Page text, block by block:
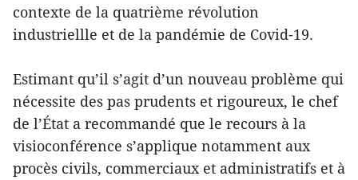
contexte de la quatrième révolution
industriellle et de la pandémie de Covid-19.
Estimant qu’il s’agit d’un nouveau problème qui
nécessite des pas prudents et rigoureux, le chef
de l’État a recommandé que le recours à la
visioconférence s’applique notamment aux
procès civils, commerciaux et administratifs et à